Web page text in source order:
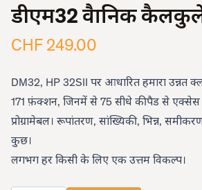
डीएम32 वैज्ञानिक
CHF 249.00
DM32, HP 32SII पर आधारित हमारा उन्नत
171 फ़ंक्शन, जिनमें से 75 सीधे कीपैड से
प्रोग्रामेबल। रूपांतरण, सांख्यिकी, भिन्न,
कुछ।
लगभग हर किसी के लिए एक उत्तम विकल्प।